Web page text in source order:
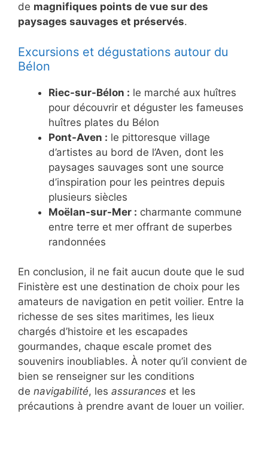
de magnifiques points de vue sur des
paysages sauvages et préservés.
Excursions et dégustations autour du
Bélon
Riec-sur-Bélon : le marché aux huîtres
pour découvrir et déguster les fameuses
huîtres plates du Bélon
Pont-Aven : le pittoresque village
d’artistes au bord de l’Aven, dont les
paysages sauvages sont une source
d’inspiration pour les peintres depuis
plusieurs siècles
Moëlan-sur-Mer : charmante commune
entre terre et mer offrant de superbes
randonnées
En conclusion, il ne fait aucun doute que le sud
Finistère est une destination de choix pour les
amateurs de navigation en petit voilier. Entre la
richesse de ses sites maritimes, les lieux
chargés d’histoire et les escapades
gourmandes, chaque escale promet des
souvenirs inoubliables. À noter qu’il convient de
bien se renseigner sur les conditions
de navigabilité, les assurances et les
précautions à prendre avant de louer un voilier.